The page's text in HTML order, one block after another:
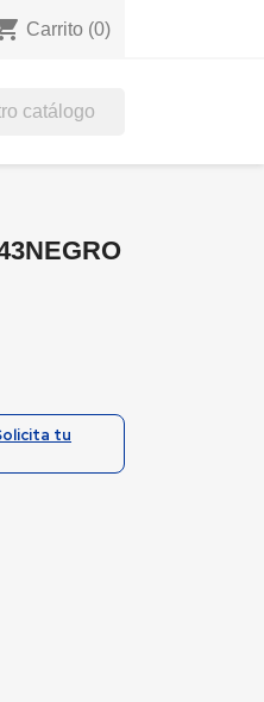
Carrito (0)
tu